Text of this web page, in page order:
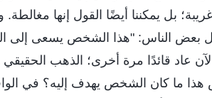
بل يمكننا أيضًا القول إنها
بعض الناس: "هذا الشخص يسعى إلى
عاد قائدًا مرة أخرى؛ الذهب الحقيقي
ما كان الشخص يهدف إليه؟ في